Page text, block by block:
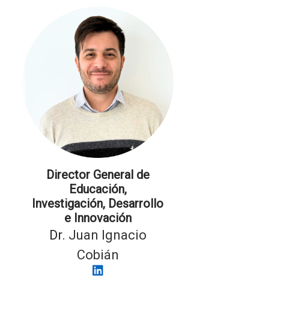
Director General de
Educación,
Investigación, Desarrollo
e Innovación
Dr. Juan Ignacio
Cobián